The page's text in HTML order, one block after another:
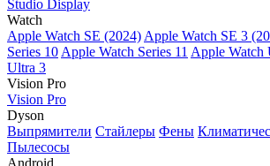
Studio Display
Watch
Apple Watch SE (2024) Apple Watch SE 3
Series 10 Apple Watch Series 11 Apple Watch
Ultra 3
Vision Pro
Vision Pro
Dyson
Выпрямители Стайлеры Фены
Пылесосы
Android